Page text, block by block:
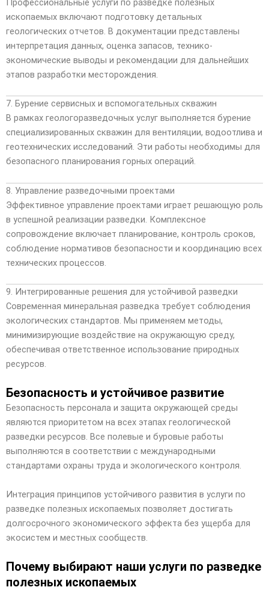
Профессиональные услуги по разведке полезных
ископаемых включают подготовку детальных
геологических отчетов. В документации представлены
интерпретация данных, оценка запасов, технико-
экономические выводы и рекомендации для дальнейших
этапов разработки месторождения.
7. Бурение сервисных и вспомогательных скважин
В рамках геологоразведочных услуг выполняется бурение
специализированных скважин для вентиляции, водоотлива и
геотехнических исследований. Эти работы необходимы для
безопасного планирования горных операций.
8. Управление разведочными проектами
Эффективное управление проектами играет решающую роль
в успешной реализации разведки. Комплексное
сопровождение включает планирование, контроль сроков,
соблюдение нормативов безопасности и координацию всех
технических процессов.
9. Интегрированные решения для устойчивой разведки
Современная минеральная разведка требует соблюдения
экологических стандартов. Мы применяем методы,
минимизирующие воздействие на окружающую среду,
обеспечивая ответственное использование природных
ресурсов.
Безопасность и устойчивое развитие
Безопасность персонала и защита окружающей среды
являются приоритетом на всех этапах геологической
разведки ресурсов. Все полевые и буровые работы
выполняются в соответствии с международными
стандартами охраны труда и экологического контроля.
Интеграция принципов устойчивого развития в услуги по
разведке полезных ископаемых позволяет достигать
долгосрочного экономического эффекта без ущерба для
экосистем и местных сообществ.
Почему выбирают наши услуги по разведке
полезных ископаемых